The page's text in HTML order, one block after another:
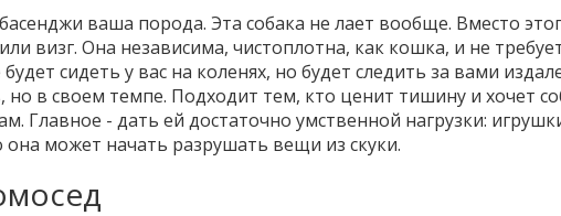
ваша порода. Эта собака не лает вообще. Вместо
визг. Она независима, чистоплотна, как кошка, и не
сидеть у вас на коленях, но будет следить за вами
в своем темпе. Подходит тем, кто ценит тишину и хочет
Главное - дать ей достаточно умственной нагрузки:
может начать разрушать вещи из скуки.